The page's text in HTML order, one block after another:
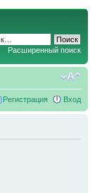
Расширенный поиск
Регистрация Вход